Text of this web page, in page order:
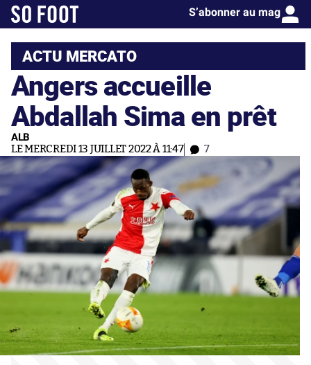
S’abonner au mag
ACTU MERCATO
Angers accueille
Abdallah Sima en prêt
ALB
LE MERCREDI 13 JUILLET 2022 À 11:47 7